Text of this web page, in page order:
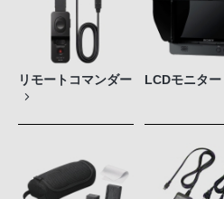
リモートコマンダー LCDモニター